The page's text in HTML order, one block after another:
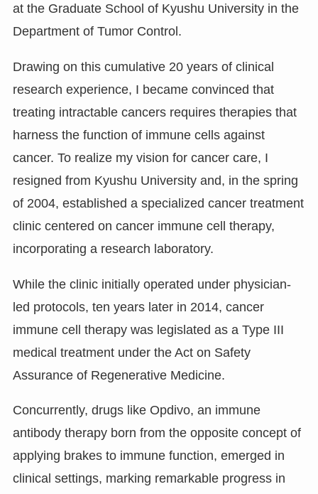
at the Graduate School of Kyushu University in the
Department of Tumor Control.
Drawing on this cumulative 20 years of clinical
research experience, I became convinced that
treating intractable cancers requires therapies that
harness the function of immune cells against
cancer. To realize my vision for cancer care, I
resigned from Kyushu University and, in the spring
of 2004, established a specialized cancer treatment
clinic centered on cancer immune cell therapy,
incorporating a research laboratory.
While the clinic initially operated under physician-
led protocols, ten years later in 2014, cancer
immune cell therapy was legislated as a Type III
medical treatment under the Act on Safety
Assurance of Regenerative Medicine.
Concurrently, drugs like Opdivo, an immune
antibody therapy born from the opposite concept of
applying brakes to immune function, emerged in
clinical settings, marking remarkable progress in